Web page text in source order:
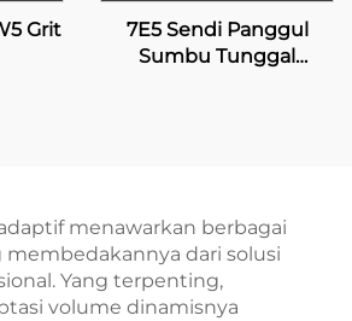
Grit
7E5 Sendi Panggul
Sumbu Tunggal
menawarkan berbagai
dari solusi
Yang terpenting,
volume dinamisnya